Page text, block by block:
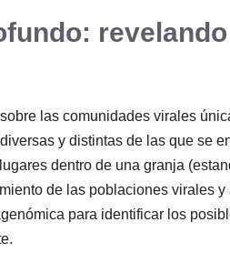
las comunidades virales
y distintas de las que se
dentro de una granja
de las poblaciones virales
para identificar los